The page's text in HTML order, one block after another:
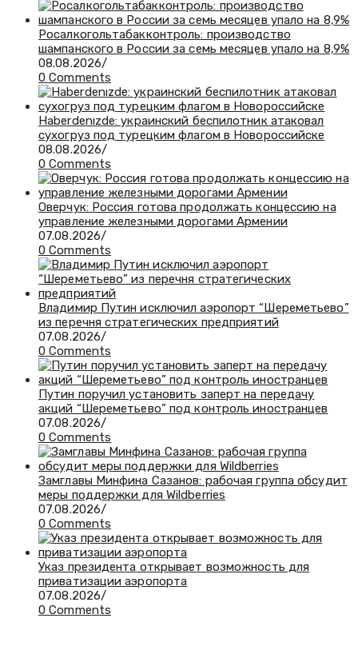
Росалкогольтабакконтроль: производство
шампанского в России за семь месяцев упало на 8,9%
08.08.2026/
0 Comments
Haberdenızde: украинский беспилотник атаковал
сухогруз под турецким флагом в Новороссийске
08.08.2026/
0 Comments
Оверчук: Россия готова продолжать концессию на
управление железными дорогами Армении
07.08.2026/
0 Comments
Владимир Путин исключил аэропорт “Шереметьево”
из перечня стратегических предприятий
07.08.2026/
0 Comments
Путин поручил установить заперт на передачу
акций “Шереметьево” под контроль иностранцев
07.08.2026/
0 Comments
Замглавы Минфина Сазанов: рабочая группа обсудит
меры поддержки для Wildberries
07.08.2026/
0 Comments
Указ президента открывает возможность для
приватизации аэропорта
07.08.2026/
0 Comments